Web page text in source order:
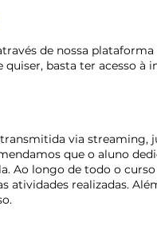
de nossa
basta ter acesso à
via
que o aluno
Ao longo de todo o
atividades realizadas.